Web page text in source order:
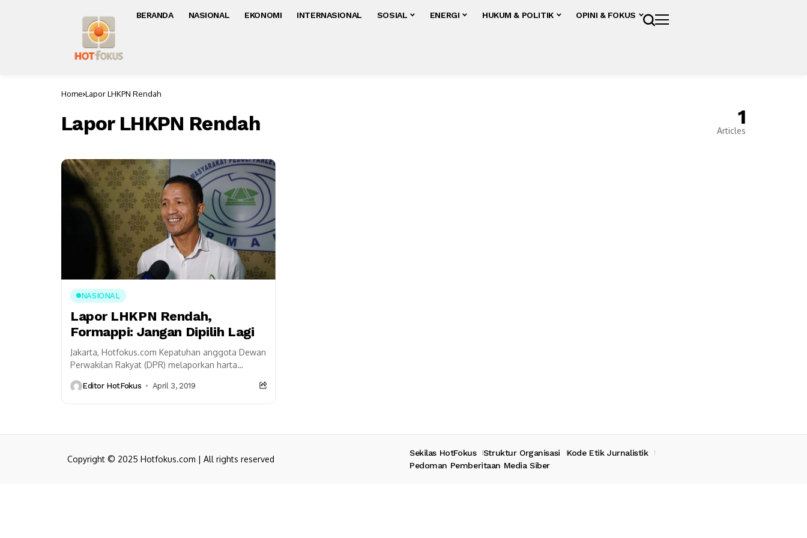
BERANDA NASIONAL EKONOMI INTERNASIONAL SOSIAL ENERGI HUKUM & POLITIK OPINI & FOKUS
Home Lapor LHKPN Rendah
Lapor LHKPN Rendah 1
Articles
NASIONAL
Lapor LHKPN Rendah,
Formappi: Jangan Dipilih Lagi
Jakarta, Hotfokus.com Kepatuhan anggota Dewan
Perwakilan Rakyat (DPR) melaporkan harta
Komisi Pemberantasan Korupsi (KPK) masih
Editor HotFokus April 3, 2019
Copyright © 2025 Hotfokus.com | All rights reserved
Sekilas HotFokus Struktur Organisasi
Kode Etik Jurnalistik
Pedoman Pemberitaan Media Siber